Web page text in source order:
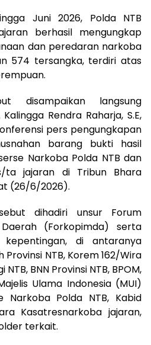
Juni 2026, Polda NTB
berhasil mengungkap
dan peredaran narkoba
574 tersangka, terdiri atas
disampaikan langsung
Rendra Raharja, S.E,
pers pengungkapan
barang bukti hasil
Narkoba Polda NTB dan
ta jajaran di Tribun Bhara
(26/6/2026).
dihadiri unsur Forum
(Forkopimda) serta
di antaranya
NTB, Korem 162/Wira
BNN Provinsi NTB, BPOM,
Ulama Indonesia (MUI)
Narkoba Polda NTB, Kabid
Kasatresnarkoba jajaran,
terkait.